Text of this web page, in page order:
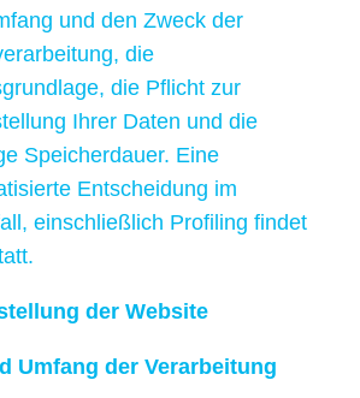
und den Zweck der
die
die Pflicht zur
Ihrer Daten und die
Speicherdauer. Eine
Entscheidung im
einschließlich Profiling findet
der Website
Umfang der Verarbeitung